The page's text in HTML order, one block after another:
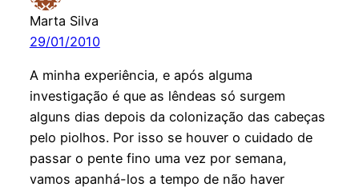
Marta Silva
29/01/2010
A minha experiência, e após alguma
investigação é que as lêndeas só surgem
alguns dias depois da colonização das cabeças
pelo piolhos. Por isso se houver o cuidado de
passar o pente fino uma vez por semana,
vamos apanhá-los a tempo de não haver